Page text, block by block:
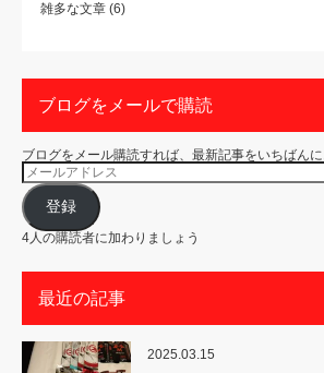
雑多な文章 (6)
ブログをメールで購読
ブログをメール購読すれば、最新記事をいちばんに
メ
ー
ル
ア
ド
レ
ス
登録
4人の購読者に加わりましょう
最近の記事
2025.03.15